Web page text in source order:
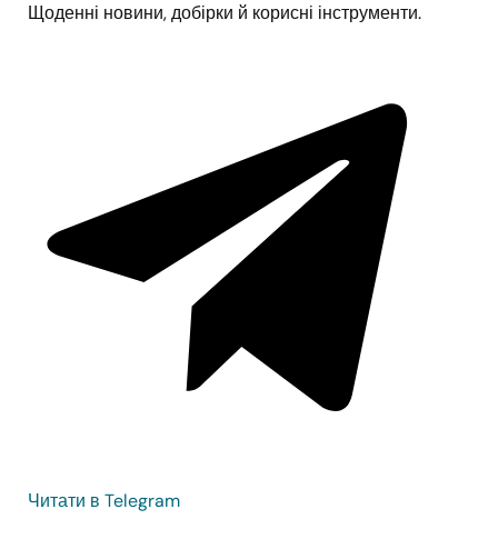
Щоденні новини, добірки й корисні інструменти.
Читати в Telegram